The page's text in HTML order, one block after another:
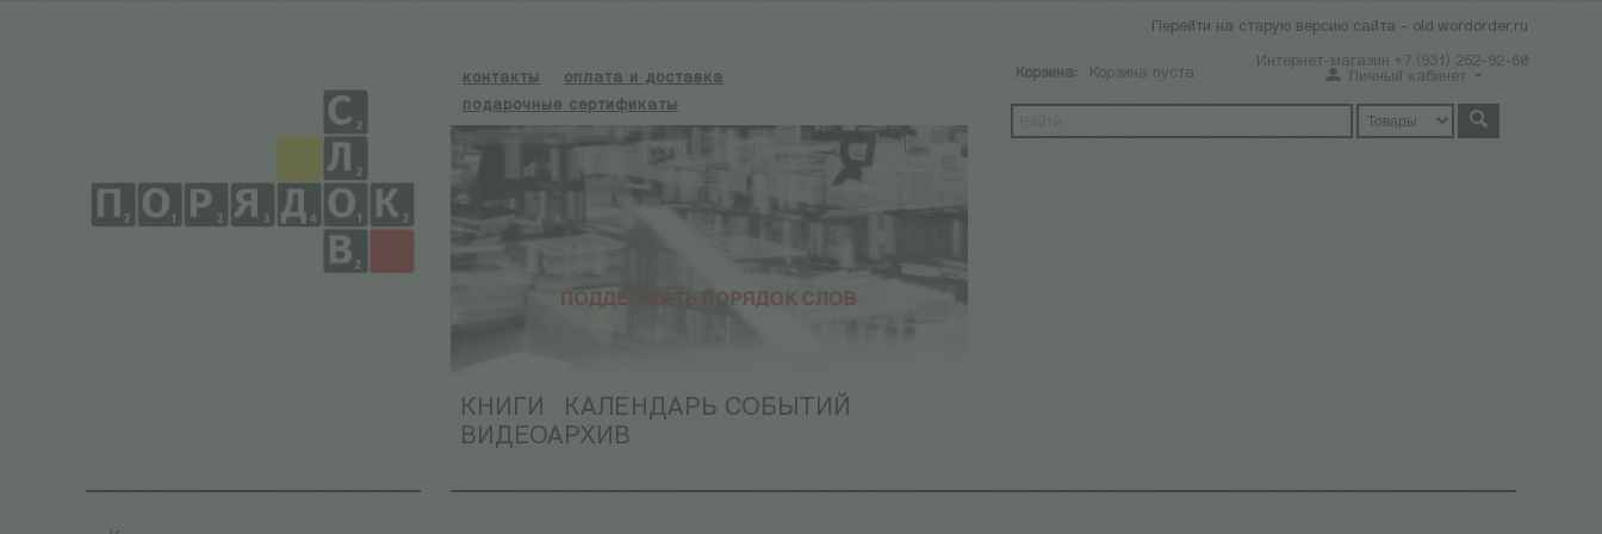
Перейти на старую версию сайта - old.wordorder.ru
Интернет-магазин +7 (931) 252-92-60
контакты
оплата и доставка
подарочные сертификаты
КНИГИ
КАЛЕНДАРЬ СОБЫТИЙ
ВИДЕОАРХИВ
Корзина: Корзина пуста Личный кабинет